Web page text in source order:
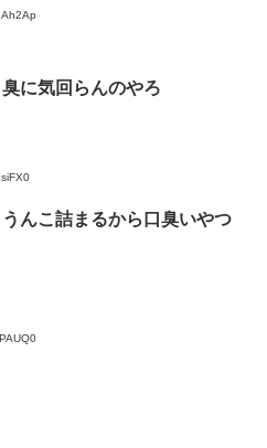
に気回らんのやろ
んこ詰まるから口臭いやつ